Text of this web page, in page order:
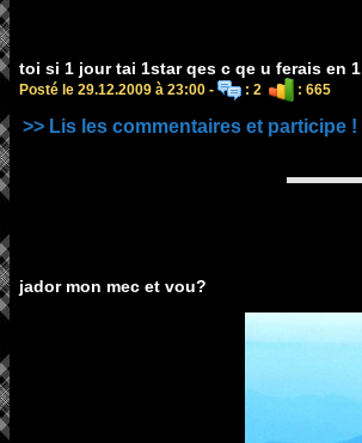
toi si 1 jour tai 1star qes c qe u ferais en 1
Posté le 29.12.2009 à 23:00 - : 2 : 665
>> Lis les commentaires et participe !
jador mon mec et vou?